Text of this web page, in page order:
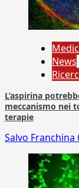
News
L’aspirina
meccanismo nei
terapie
Salvo Franchina